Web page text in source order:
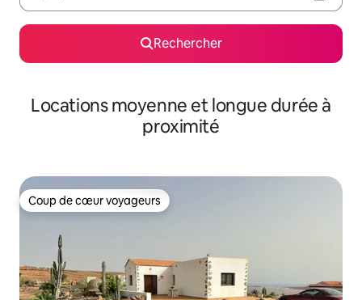
Rechercher
Locations moyenne et longue durée à
proximité
Coup de cœur voyageurs
Coup de cœur voyageurs